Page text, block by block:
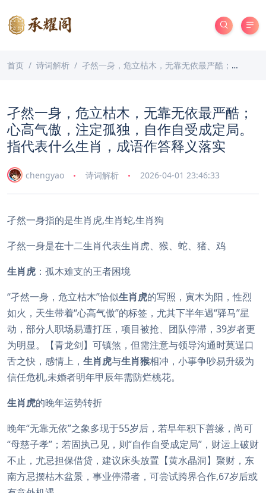
首页 诗词解析 孑然一身，危立枯木，无靠无依最严酷；心高气傲，注定孤独，自作自受成定局。指代表什么生肖，成语作答释义落实
孑然一身，危立枯木，无靠无依最严酷；
心高气傲，注定孤独，自作自受成定局。
指代表什么生肖，成语作答释义落实
chengyao 诗词解析 2026-04-01 23:46:33
孑然一身指的是生肖虎,生肖蛇,生肖狗
孑然一身是在十二生肖代表生肖虎、猴、蛇、猪、鸡
生肖虎 ：孤木难支的王者困境
“孑然一身，危立枯木”恰似生肖虎的写照，寅木为阳，性烈
如火，天生带着“心高气傲”的标签，尤其下半年遇“驿马”星
动，部分人职场易遭打压，项目被抢、团队停滞，39岁者更
为明显。【青龙剑】可镇煞，但需注意与领导沟通时莫逞口
舌之快，感情上， 生肖虎与生肖猴相冲，小事争吵易升级为
信任危机,未婚者明年甲辰年需防烂桃花。
生肖虎的晚年运势转折
晚年“无靠无依”之象多现于55岁后，若早年积下善缘，尚可
“母慈子孝”；若固执己见，则“自作自受成定局”，财运上破财
不止，尤忌担保借贷，建议床头放置【黄水晶洞】聚财，东
南方忌摆枯木盆景，事业停滞者，可尝试跨界合作,67岁后或